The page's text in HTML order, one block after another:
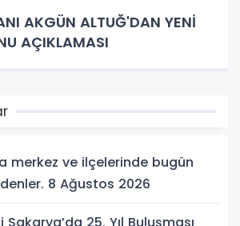
AKGÜN ALTUĞ'DAN YENİ
AÇIKLAMASI
merkez ve ilçelerinde bugün
8 Ağustos 2026